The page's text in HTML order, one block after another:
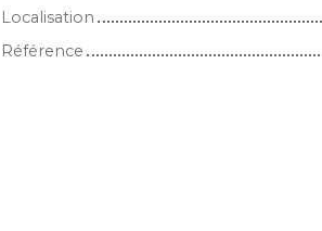
Localisation
Référence